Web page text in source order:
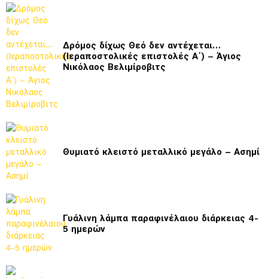
Δρόμος δίχως Θεό δεν αντέχεται…
(Ιεραποστολικές επιστολές Α΄) – Άγιος
Νικόλαος Βελιμίροβιτς
Θυμιατό κλειστό μεταλλικό μεγάλο – Ασημί
Γυάλινη λάμπα παραφινέλαιου διάρκειας 4-
5 ημερών